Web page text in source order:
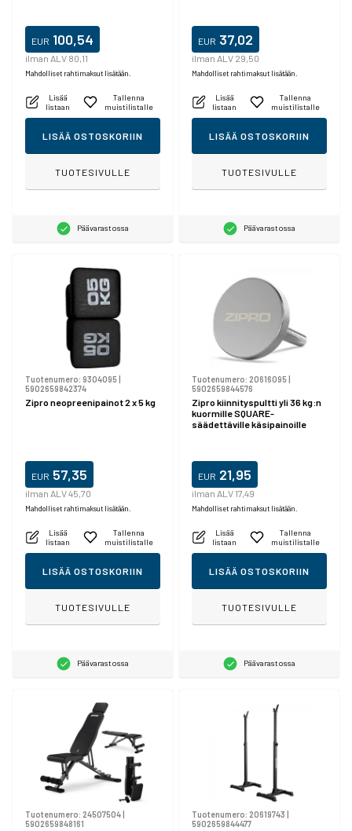
EUR 100,54
ilman ALV 80,11
Mahdolliset rahtimaksut lisätään.
Lisää
listaan
Tallenna
muistilistalle
LISÄÄ OSTOSKORIIN
TUOTESIVULLE
Päävarastossa
EUR 37,02
ilman ALV 29,50
Mahdolliset rahtimaksut lisätään.
Lisää
listaan
Tallenna
muistilistalle
LISÄÄ OSTOSKORIIN
TUOTESIVULLE
Päävarastossa
Tuotenumero: 9304095|
5902659842374
Zipro neopreenipainot 2 x 5 kg
EUR 57,35
ilman ALV 45,70
Mahdolliset rahtimaksut lisätään.
Lisää
listaan
Tallenna
muistilistalle
LISÄÄ OSTOSKORIIN
TUOTESIVULLE
Päävarastossa
Tuotenumero: 20616095|
5902659844576
Zipro kiinnityspultti yli 36 kg:n
kuormille SQUARE-
säädettäville käsipainoille
EUR 21,95
ilman ALV 17,49
Mahdolliset rahtimaksut lisätään.
Lisää
listaan
Tallenna
muistilistalle
LISÄÄ OSTOSKORIIN
TUOTESIVULLE
Päävarastossa
Tuotenumero: 24507504
5902659848161
Tuotenumero: 20619743
5902659844477